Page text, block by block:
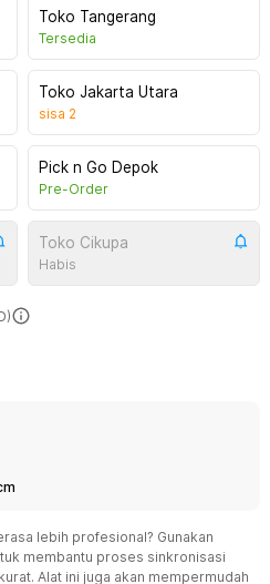
Toko Tangerang
Tersedia
Toko Jakarta Utara
sisa 2
Pick n Go Depok
Pre-Order
Toko Cikupa
Habis
lebih profesional? Gunakan
membantu proses sinkronisasi
Alat ini juga akan mempermudah